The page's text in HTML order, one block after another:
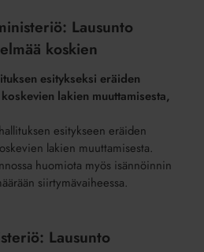
Lausunto
koskien
esitykseksi eräiden
lakien muuttamisesta,
esitykseen eräiden
lakien muuttamisesta.
huomiota myös isännöinnin
siirtymävaiheessa.
Lausunto